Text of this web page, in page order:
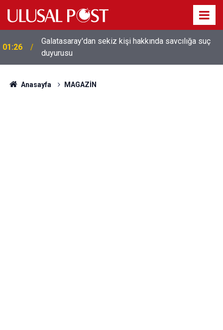
01:26
Galatasaray'dan sekiz kişi hakkında savcılığa suç
duyurusu
Anasayfa MAGAZİN